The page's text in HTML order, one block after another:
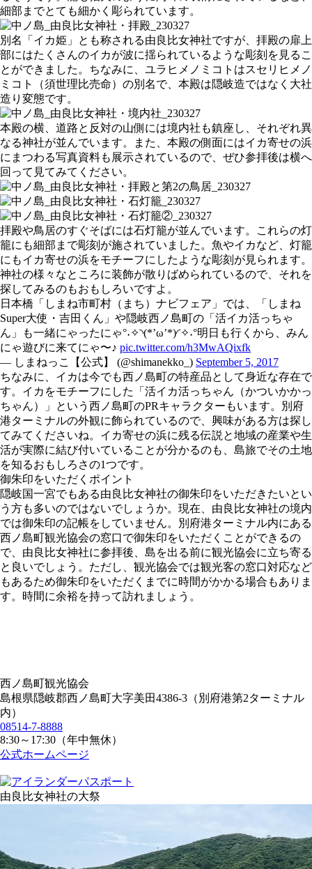
細部までとても細かく彫られています。
別名「イカ姫」とも称される由良比女神社ですが、拝殿の扉上
部にはたくさんのイカが波に揺られているような彫刻を見るこ
とができました。ちなみに、ユラヒメノミコトはスセリヒメノ
ミコト（須世理比売命）の別名で、本殿は隠岐造ではなく大社
造り変態です。
本殿の横、道路と反対の山側には境内社も鎮座し、それぞれ異
なる神社が並んでいます。また、本殿の側面にはイカ寄せの浜
にまつわる写真資料も展示されているので、ぜひ参拝後は横へ
回って見てみてください。
拝殿や鳥居のすぐそばには石灯籠が並んでいます。これらの灯
籠にも細部まで彫刻が施されていました。魚やイカなど、灯籠
にもイカ寄せの浜をモチーフにしたような彫刻が見られます。
神社の様々なところに装飾が散りばめられているので、それを
探してみるのもおもしろいですよ。
日本橋「しまね市町村（まち）ナビフェア」では、「しまね
Super大使・吉田くん」や隠岐西ノ島町の「活イカ活っちゃ
ん」も一緒にゃったにゃ°˖✧◝(*’ω’*)◜✧˖°明日も行くから、みん
にゃ遊びに来てにゃ〜♪ pic.twitter.com/h3MwAQixfk
— しまねっこ【公式】 (@shimanekko_) September 5, 2017
ちなみに、イカは今でも西ノ島町の特産品として身近な存在で
す。イカをモチーフにした「活イカ活っちゃん（かついかかっ
ちゃん）」という西ノ島町のPRキャラクターもいます。別府
港ターミナルの外観に飾られているので、興味がある方は探し
てみてくださいね。イカ寄せの浜に残る伝説と地域の産業や生
活が実際に結び付いていることが分かるのも、島旅でその土地
を知るおもしろさの1つです。
御朱印をいただくポイント
隠岐国一宮でもある由良比女神社の御朱印をいただきたいとい
う方も多いのではないでしょうか。現在、由良比女神社の境内
では御朱印の記帳をしていません。別府港ターミナル内にある
西ノ島町観光協会の窓口で御朱印をいただくことができるの
で、由良比女神社に参拝後、島を出る前に観光協会に立ち寄る
と良いでしょう。ただし、観光協会では観光客の窓口対応など
もあるため御朱印をいただくまでに時間がかかる場合もありま
す。時間に余裕を持って訪れましょう。
西ノ島町観光協会
島根県隠岐郡西ノ島町大字美田4386-3（別府港第2ターミナル
内）
08514-7-8888
8:30～17:30（年中無休）
公式ホームページ
由良比女神社の大祭